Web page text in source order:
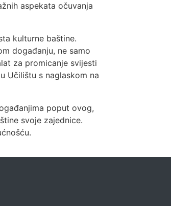
aspekata očuvanja
kulturne baštine.
događanju, ne samo
za promicanje svijesti
Učilištu s naglaskom na
poput ovog,
svoje zajednice.